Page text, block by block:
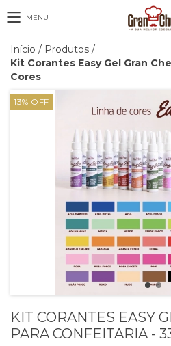
MENU
Início / Produtos /
Kit Corantes Easy Gel Gran
Cores
13% OFF
KIT CORANTES EASY
PARA CONFEITARIA -